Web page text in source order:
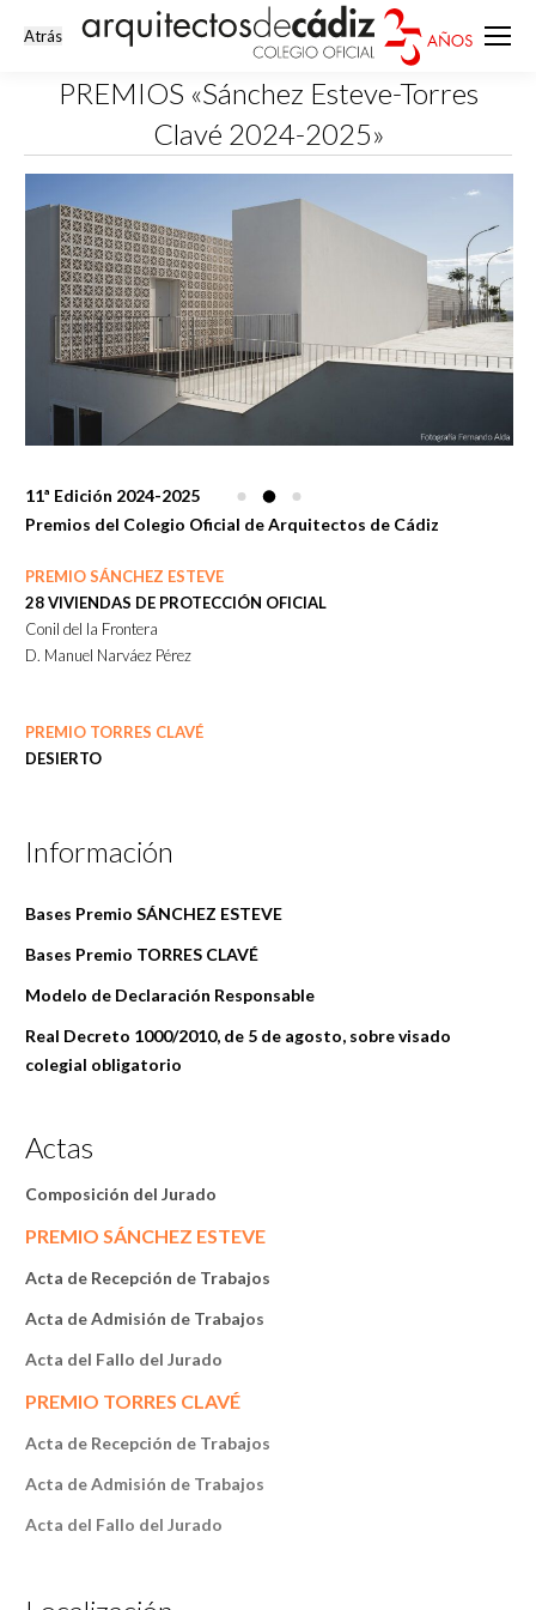
PREMIOS «Sánchez Esteve-Torres
Clavé 2024-2025»
11ª Edición 2024-2025
Premios del Colegio Oficial de Arquitectos de Cádiz
PREMIO SÁNCHEZ ESTEVE
28 VIVIENDAS DE PROTECCIÓN OFICIAL
Conil del la Frontera
D. Manuel Narváez Pérez
PREMIO TORRES CLAVÉ
DESIERTO
Información
Bases Premio SÁNCHEZ ESTEVE
Bases Premio TORRES CLAVÉ
Modelo de Declaración Responsable
Real Decreto 1000/2010, de 5 de agosto, sobre visado
colegial obligatorio
Actas
Composición del Jurado
PREMIO SÁNCHEZ ESTEVE
Acta de Recepción de Trabajos
Acta de Admisión de Trabajos
Acta del Fallo del Jurado
PREMIO TORRES CLAVÉ
Acta de Recepción de Trabajos
Acta de Admisión de Trabajos
Acta del Fallo del Jurado